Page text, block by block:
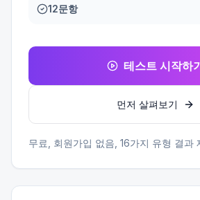
12문항
테스트 시작하
먼저 살펴보기
무료, 회원가입 없음, 16가지 유형 결과